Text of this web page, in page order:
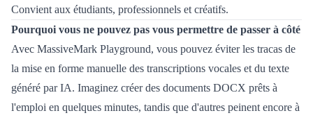
Convient aux étudiants, professionnels et créatifs.
Pourquoi vous ne pouvez pas vous permettre de passer à côté
Avec MassiveMark Playground, vous pouvez éviter les tracas de
la mise en forme manuelle des transcriptions vocales et du texte
généré par IA. Imaginez créer des documents DOCX prêts à
l'emploi en quelques minutes, tandis que d'autres peinent encore à